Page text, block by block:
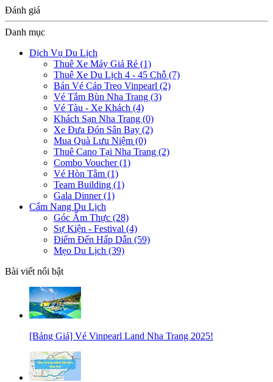
Đánh giá
Danh mục
Dịch Vụ Du Lịch
Thuê Xe Máy Giá Rẻ (1)
Thuê Xe Du Lịch 4 - 45 Chỗ (7)
Bán Vé Cáp Treo Vinpearl (2)
Vé Tắm Bùn Nha Trang (3)
Vé Tàu - Xe Khách (4)
Khách Sạn Nha Trang (0)
Xe Đưa Đón Sân Bay (2)
Mua Quà Lưu Niệm (0)
Thuê Cano Tại Nha Trang (2)
Combo Voucher(1)
Vé Hòn Tằm (1)
Team Building (1)
Gala Dinner(1)
Cẩm Nang Du Lịch
Góc Ẩm Thực (28)
Sự Kiện - Festival (4)
Điểm Đến Hấp Dẫn (59)
Mẹo Du Lịch (39)
Bài viết nổi bật
[Bảng Giá] Vé Vinpearl Land Nha Trang 2025!